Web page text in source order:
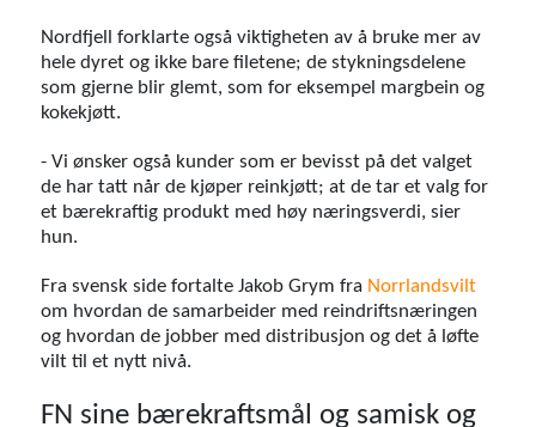
Nordfjell forklarte også viktigheten av å bruke mer av
hele dyret og ikke bare filetene; de stykningsdelene
som gjerne blir glemt, som for eksempel margbein og
kokekjøtt.
- Vi ønsker også kunder som er bevisst på det valget
de har tatt når de kjøper reinkjøtt; at de tar et valg for
et bærekraftig produkt med høy næringsverdi, sier
hun.
Fra svensk side fortalte Jakob Grym fra Norrlandsvilt
om hvordan de samarbeider med reindriftsnæringen
og hvordan de jobber med distribusjon og det å løfte
vilt til et nytt nivå.
FN sine bærekraftsmål og samisk og